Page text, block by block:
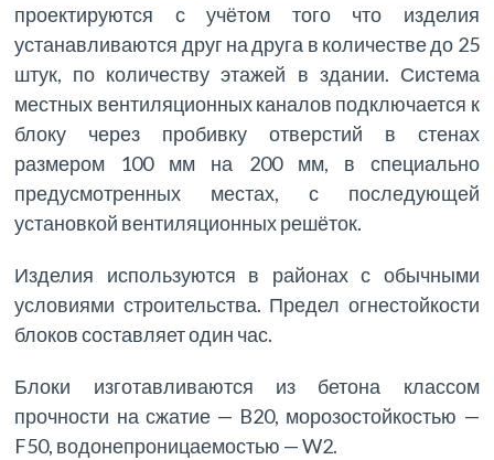
проектируются с учётом того что изделия
устанавливаются друг на друга в количестве до 25
штук, по количеству этажей в здании. Система
местных вентиляционных каналов подключается к
блоку через пробивку отверстий в стенах
размером 100 мм на 200 мм, в специально
предусмотренных местах, с последующей
установкой вентиляционных решёток.
Изделия используются в районах с обычными
условиями строительства. Предел огнестойкости
блоков составляет один час.
Блоки изготавливаются из бетона классом
прочности на сжатие — B20, морозостойкостью —
F50, водонепроницаемостью — W2.